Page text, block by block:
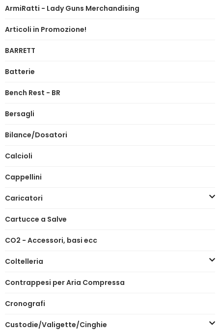
ArmiRatti - Lady Guns Merchandising
Articoli in Promozione!
BARRETT
Batterie
Bench Rest - BR
Bersagli
Bilance/Dosatori
Calcioli
Cappellini
Caricatori
Cartucce a Salve
CO2 - Accessori, basi ecc
Coltelleria
Contrappesi per Aria Compressa
Cronografi
Custodie/Valigette/Cinghie